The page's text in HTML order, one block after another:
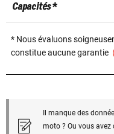
Capacités *
* Nous évaluons
constitue aucune garantie
Il manque des
moto ? Ou vous avez